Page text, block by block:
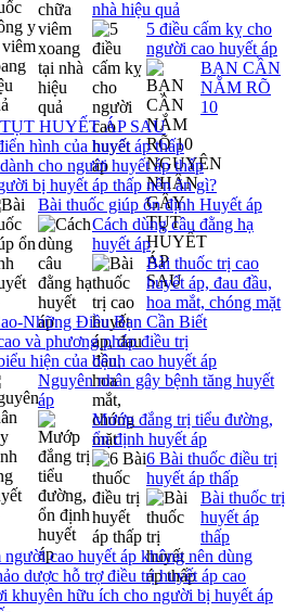
nhà hiệu quả
5 điều cấm kỵ cho
người cao huyết áp
BẠN CẦN
NẮM RÕ
10
HUYẾT ÁP SAU
hình của huyết áp thấp
cho người huyết áp thấp
bị huyết áp thấp nên ăn gì?
Bài thuốc giúp ổn định Huyết áp
Cách dùng câu đằng hạ
huyết áp
Bài thuốc trị cao
huyết áp, đau đầu,
hoa mắt, chóng mặt
Những Điều Bạn Cần Biết
và phương pháp điều trị
hiện của bệnh cao huyết áp
Nguyên nhân gây bệnh tăng huyết
áp
Mướp đắng trị tiểu đường,
ổn định huyết áp
6 Bài thuốc điều trị
huyết áp thấp
Bài thuốc trị
huyết áp
thấp
cao huyết áp không nên dùng
dược hỗ trợ điều trị huyết áp cao
khuyên hữu ích cho người bị huyết áp